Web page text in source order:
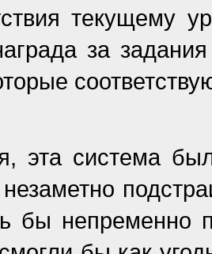
текущему
за
эта система
незаметно
бы непременно